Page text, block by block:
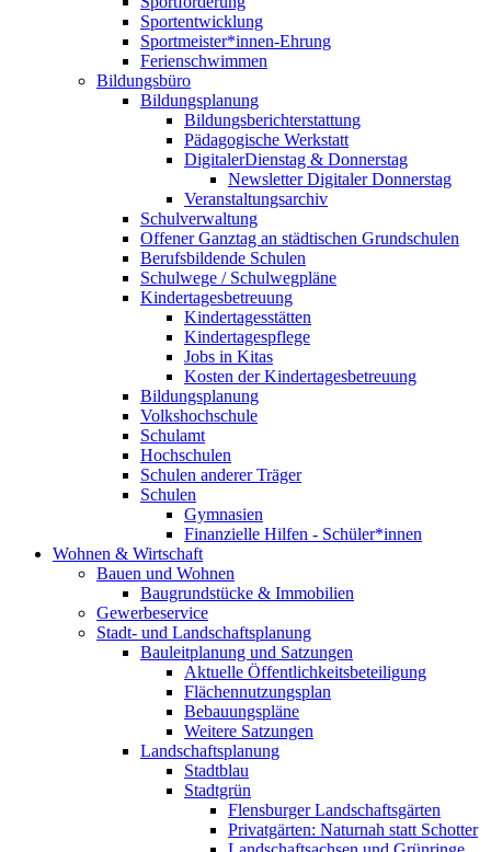
Sportentwicklung
Sportmeister*innen-Ehrung
Ferienschwimmen
Bildungsbüro
Bildungsplanung
Bildungsberichterstattung
Pädagogische Werkstatt
DigitalerDienstag & Donnerstag
Newsletter Digitaler Donnerstag
Veranstaltungsarchiv
Schulverwaltung
Offener Ganztag an städtischen Grundschulen
Berufsbildende Schulen
Schulwege / Schulwegpläne
Kindertagesbetreuung
Kindertagesstätten
Kindertagespflege
Jobs in Kitas
Kosten der Kindertagesbetreuung
Bildungsplanung
Volkshochschule
Schulamt
Hochschulen
Schulen anderer Träger
Schulen
Gymnasien
Finanzielle Hilfen - Schüler*innen
Wohnen & Wirtschaft
Bauen und Wohnen
Baugrundstücke & Immobilien
Gewerbeservice
Stadt- und Landschaftsplanung
Bauleitplanung und Satzungen
Aktuelle Öffentlichkeitsbeteiligung
Flächennutzungsplan
Bebauungspläne
Weitere Satzungen
Landschaftsplanung
Stadtblau
Stadtgrün
Flensburger Landschaftsgärten
Privatgärten: Naturnah statt Schotter